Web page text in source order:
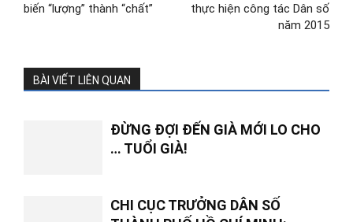
biến “lượng” thành “chất”
thực hiện công tác Dân số
năm 2015
BÀI VIẾT LIÊN QUAN
ĐỪNG ĐỢI ĐẾN GIÀ MỚI LO CHO
… TUỔI GIÀ!
CHI CỤC TRƯỞNG DÂN SỐ